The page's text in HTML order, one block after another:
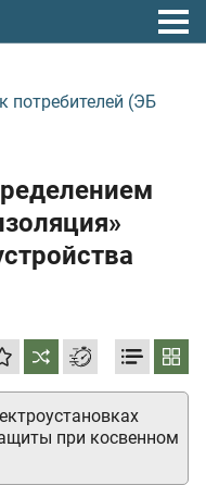
потребителей (ЭБ
при косвенном